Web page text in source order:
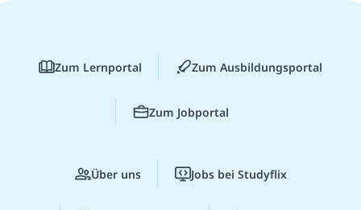
Zum Lernportal Zum Ausbildungsportal
Zum Jobportal
Über uns Jobs bei Studyflix